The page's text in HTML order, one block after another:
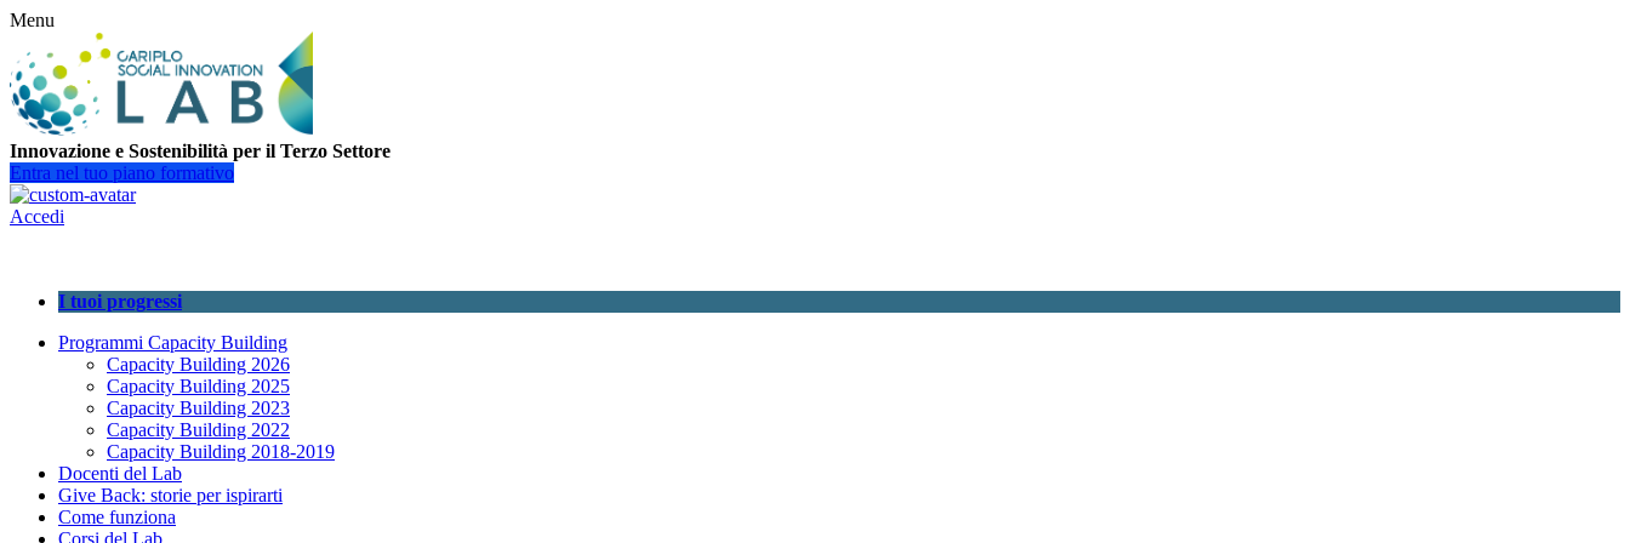
Menu
Innovazione e Sostenibilità per il Terzo Settore
Entra nel tuo piano formativo
Accedi
I tuoi progressi
Programmi Capacity Building
Capacity Building 2026
Capacity Building 2025
Capacity Building 2023
Capacity Building 2022
Capacity Building 2018-2019
Docenti del Lab
Give Back: storie per ispirarti
Come funziona